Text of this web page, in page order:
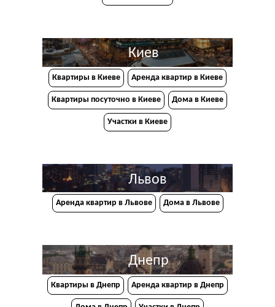
Киев
Квартиры в Киеве Аренда квартир в Киеве
Квартиры посуточно в Киеве Дома в Киеве
Участки в Киеве
Львов
Аренда квартир в Львове Дома в Львове
Днепр
Квартиры в Днепр Аренда квартир в Днепр